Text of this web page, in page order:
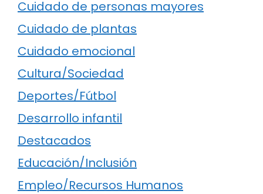
Cuidado de personas mayores
Cuidado de plantas
Cuidado emocional
Cultura/Sociedad
Deportes/Fútbol
Desarrollo infantil
Destacados
Educación/Inclusión
Empleo/Recursos Humanos